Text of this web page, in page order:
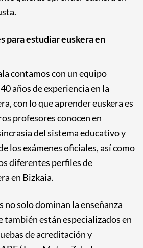
para estudiar euskera en
contamos con un equipo
años de experiencia en la
con lo que aprender euskera es
profesores conocen en
del sistema educativo y
los exámenes oficiales, así como
diferentes perfiles de
en Bizkaia.
solo dominan la enseñanza
también están especializados en
de acreditación y